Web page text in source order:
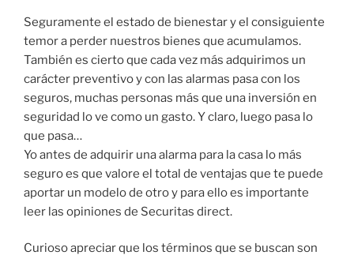
Seguramente el estado de bienestar y el consiguiente
temor a perder nuestros bienes que acumulamos.
También es cierto que cada vez más adquirimos un
carácter preventivo y con las alarmas pasa con los
seguros, muchas personas más que una inversión en
seguridad lo ve como un gasto. Y claro, luego pasa lo
que pasa…
Yo antes de adquirir una alarma para la casa lo más
seguro es que valore el total de ventajas que te puede
aportar un modelo de otro y para ello es importante
leer las opiniones de Securitas direct.
Curioso apreciar que los términos que se buscan son